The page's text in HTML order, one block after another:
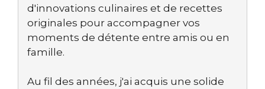
d'innovations culinaires et de recettes
originales pour accompagner vos
moments de détente entre amis ou en
famille.
Au fil des années, j'ai acquis une solide